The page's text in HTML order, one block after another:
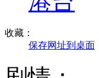
收藏：
保存网址到桌面